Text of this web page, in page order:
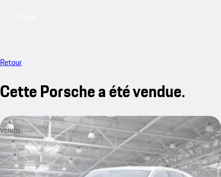
Retour
Cette Porsche a été vendue.
vendu